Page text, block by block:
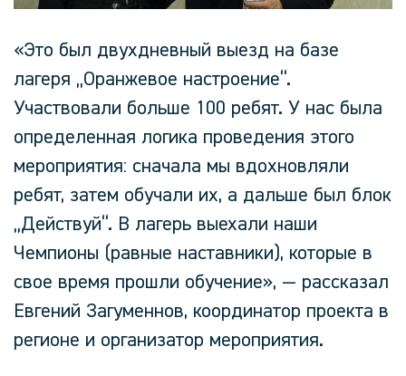
«Это был двухдневный выезд на базе
лагеря „Оранжевое настроение“.
Участвовали больше 100 ребят. У нас была
определенная логика проведения этого
мероприятия: сначала мы вдохновляли
ребят, затем обучали их, а дальше был блок
„Действуй“. В лагерь выехали наши
Чемпионы (равные наставники), которые в
свое время прошли обучение», — рассказал
Евгений Загуменнов, координатор проекта в
регионе и организатор мероприятия.